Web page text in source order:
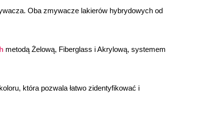
Oba zmywacze lakierów hybrydowych od
metodą Żelową, Fiberglass i Akrylową, systemem
która pozwala łatwo zidentyfikować i